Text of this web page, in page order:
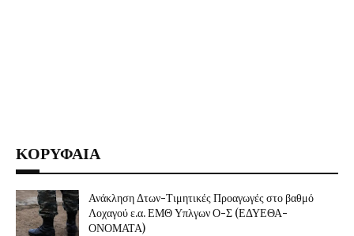
ΚΟΡΥΦΑΙΑ
Ανάκληση Δτων-Τιμητικές Προαγωγές στο βαθμό
Λοχαγού ε.α. ΕΜΘ Υπλγων Ο-Σ (ΕΔΥΕΘΑ-
ΟΝΟΜΑΤΑ)